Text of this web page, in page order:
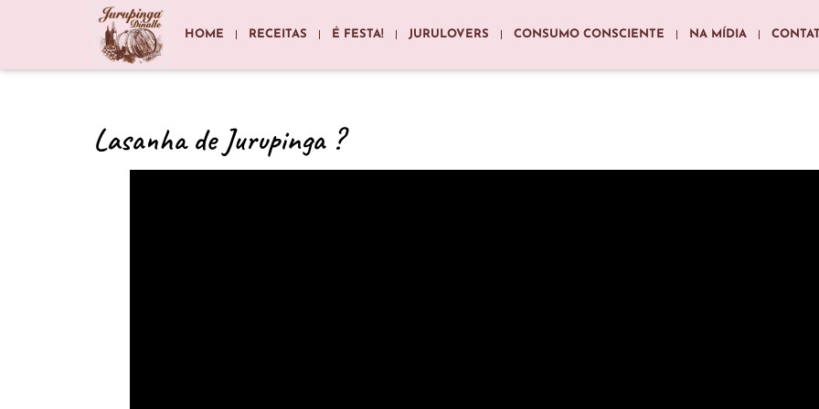
HOME RECEITAS É FESTA! JURULOVERS CONSUMO CONSCIENTE NA MÍDIA
Lasanha de Jurupinga ?